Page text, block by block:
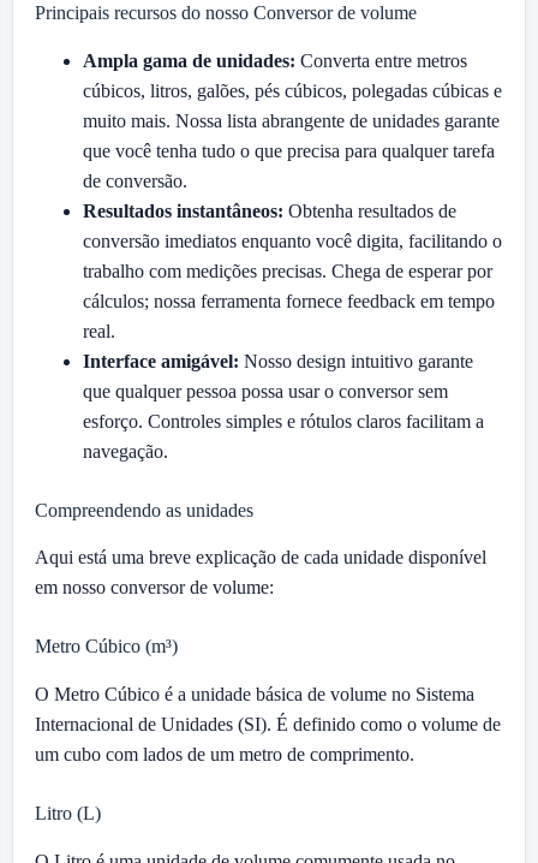
Principais recursos do nosso Conversor de volume
Ampla gama de unidades: Converta entre metros
cúbicos, litros, galões, pés cúbicos, polegadas cúbicas e
muito mais. Nossa lista abrangente de unidades garante
que você tenha tudo o que precisa para qualquer tarefa
de conversão.
Resultados instantâneos: Obtenha resultados de
conversão imediatos enquanto você digita, facilitando o
trabalho com medições precisas. Chega de esperar por
cálculos; nossa ferramenta fornece feedback em tempo
real.
Interface amigável: Nosso design intuitivo garante
que qualquer pessoa possa usar o conversor sem
esforço. Controles simples e rótulos claros facilitam a
navegação.
Compreendendo as unidades
Aqui está uma breve explicação de cada unidade disponível
em nosso conversor de volume:
Metro Cúbico (m³)
O Metro Cúbico é a unidade básica de volume no Sistema
Internacional de Unidades (SI). É definido como o volume de
um cubo com lados de um metro de comprimento.
Litro (L)